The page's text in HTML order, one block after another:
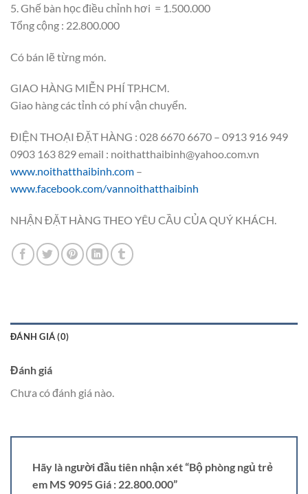
5. Ghế bàn học điều chỉnh hơi = 1.500.000
Tổng cộng : 22.800.000
Có bán lẽ từng món.
GIAO HÀNG MIỄN PHÍ TP.HCM.
Giao hàng các tỉnh có phí vận chuyển.
ĐIỆN THOẠI ĐẶT HÀNG : 028 6670 6670 – 0913 916 949
0903 163 829 email : noithatthaibinh@yahoo.com.vn
www.noithatthaibinh.com –
www.facebook.com/vannoithatthaibinh
NHẬN ĐẶT HÀNG THEO YÊU CẦU CỦA QUÝ KHÁCH.
ĐÁNH GIÁ (0)
Đánh giá
Chưa có đánh giá nào.
Hãy là người đầu tiên nhận xét “Bộ phòng ngủ trẻ
em MS 9095 Giá : 22.800.000”